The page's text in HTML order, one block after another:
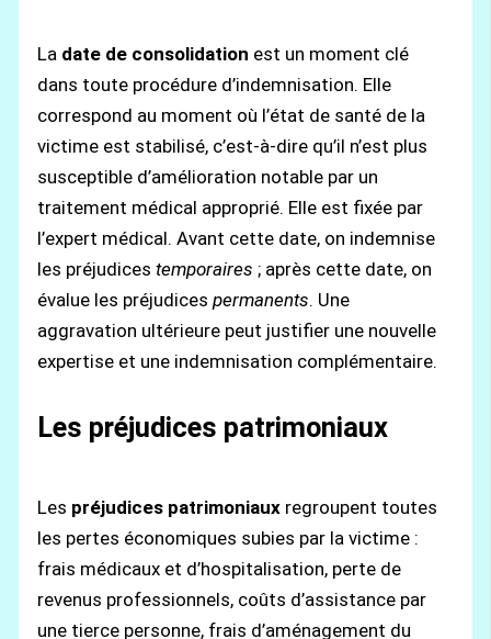
La date de consolidation est un moment clé
dans toute procédure d’indemnisation. Elle
correspond au moment où l’état de santé de la
victime est stabilisé, c’est-à-dire qu’il n’est plus
susceptible d’amélioration notable par un
traitement médical approprié. Elle est fixée par
l’expert médical. Avant cette date, on indemnise
les préjudicestemporaires ; après cette date, on
évalue les préjudicespermanents. Une
aggravation ultérieure peut justifier une nouvelle
expertise et une indemnisation complémentaire.
Les préjudices patrimoniaux
Les préjudices patrimoniaux regroupent toutes
les pertes économiques subies par la victime :
frais médicaux et d’hospitalisation, perte de
revenus professionnels, coûts d’assistance par
une tierce personne, frais d’aménagement du